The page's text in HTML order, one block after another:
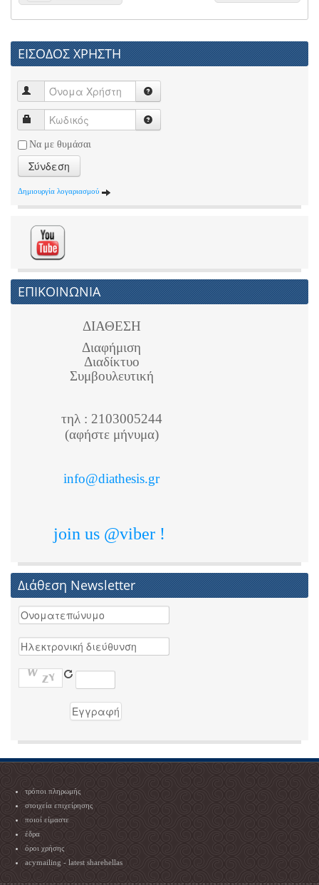
ΕΙΣΟΔΟΣ ΧΡΗΣΤΗ
Να με θυμάσαι
Σύνδεση
Δημιουργία λογαριασμού
ΕΠΙΚΟΙΝΩΝΙΑ
ΔΙΑΘΕΣΗ
Διαφήμιση
Διαδίκτυο
Συμβουλευτική
τηλ : 2103005244
(αφήστε μήνυμα)
info@diathesis.gr
join us @viber !
Διάθεση Newsletter
τρόποι πληρωμής
στοιχεία επιχείρησης
ποιοί είμαστε
έδρα
όροι χρήσης
acymailing - latest sharehellas